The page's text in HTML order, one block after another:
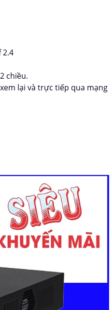
2.4
chiều.
lại và trực tiếp qua mạng